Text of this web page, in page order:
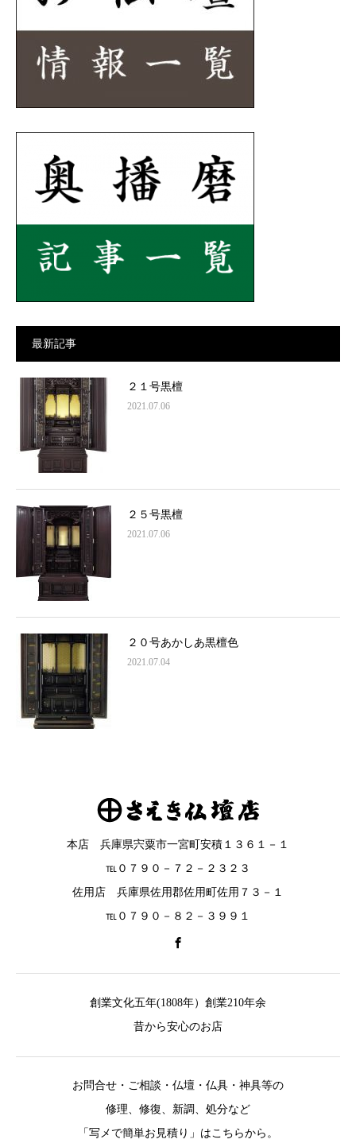
最新記事
２１号黒檀
2021.07.06
２５号黒檀
2021.07.06
２０号あかしあ黒檀色
2021.07.04
本店 兵庫県宍粟市一宮町安積１３６１－１
℡０７９０－７２－２３２３
佐用店 兵庫県佐用郡佐用町佐用７３－１
℡０７９０－８２－３９９１
創業文化五年(1808年）創業210年余
昔から安心のお店
お問合せ・ご相談・仏壇・仏具・神具等の
修理、修復、新調、処分など
「写メで簡単お見積り」はこちらから。